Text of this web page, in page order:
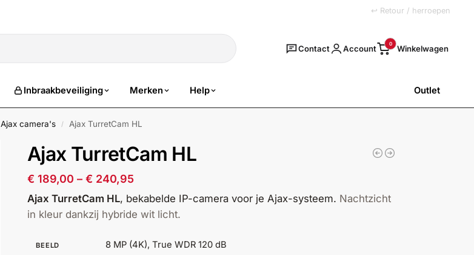
↩ Retour / herroepen
Zoeken
Contact Account 0
Inbraakbeveiliging Merken Help Outlet
Ajax camera's / Ajax TurretCam HL
Ajax TurretCam HL
€ 189,00 – € 240,95
Ajax TurretCam HL, bekabelde IP-camera voor je Ajax-systeem. Nachtzicht
in kleur dankzij hybride wit licht.
BEELD 8 MP (4K), True WDR 120 dB